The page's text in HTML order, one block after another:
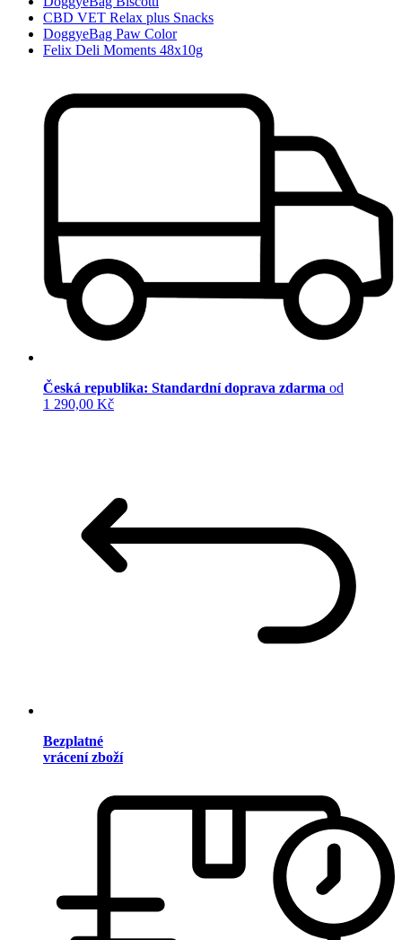
CBD VET Relax plus Snacks
DoggyeBag Paw Color
Felix Deli Moments 48x10g
Česká republika: Standardní doprava zdarma od
1 290,00 Kč
Bezplatné
vrácení zboží